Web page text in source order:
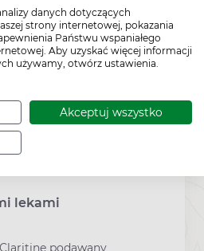
danych dotyczących
strony internetowej, pokazania
Państwu wspaniałego
Aby uzyskać więcej informacji
używamy, otwórz ustawienia.
Akceptuj wszystko
leczenie objawowe i
je tak długo,
Można podawać
w postaci wodnej
eliminować z
hemodializę, nie
ją eliminować poprzez
Po udzieleniu pomocy,
lekami
podawany